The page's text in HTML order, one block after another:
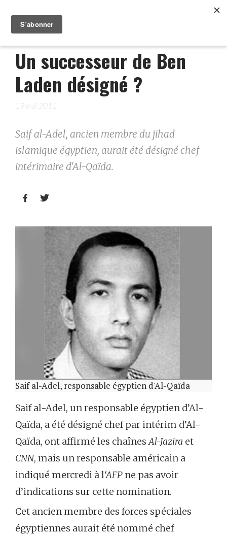
Un successeur de Ben
Laden désigné ?
19 mai 2011
Saif al-Adel, ancien membre du jihad
islamique égyptien, aurait été désigné chef
intérimaire d'Al-Qaïda.
 
Saif al-Adel, responsable égyptien d'Al-Qaïda
Saif al-Adel, un responsable égyptien d’Al-
Qaïda, a été désigné chef par intérim d’Al-
Qaïda, ont affirmé les chaînesAl-Jazira et
CNN, mais un responsable américain a
indiqué mercredi à l‘AFP ne pas avoir
d’indications sur cette nomination.
Cet ancien membre des forces spéciales
égyptiennes aurait été nommé chef